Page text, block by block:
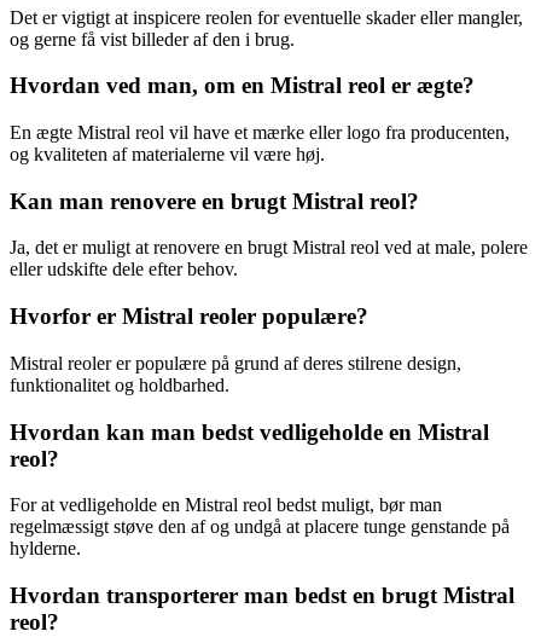
Det er vigtigt at inspicere reolen for eventuelle skader eller mangler,
og gerne få vist billeder af den i brug.
Hvordan ved man, om en Mistral reol er ægte?
En ægte Mistral reol vil have et mærke eller logo fra producenten,
og kvaliteten af materialerne vil være høj.
Kan man renovere en brugt Mistral reol?
Ja, det er muligt at renovere en brugt Mistral reol ved at male, polere
eller udskifte dele efter behov.
Hvorfor er Mistral reoler populære?
Mistral reoler er populære på grund af deres stilrene design,
funktionalitet og holdbarhed.
Hvordan kan man bedst vedligeholde en Mistral
reol?
For at vedligeholde en Mistral reol bedst muligt, bør man
regelmæssigt støve den af og undgå at placere tunge genstande på
hylderne.
Hvordan transporterer man bedst en brugt Mistral
reol?